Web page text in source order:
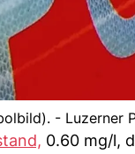
- Luzerner
0.60 mg/l,